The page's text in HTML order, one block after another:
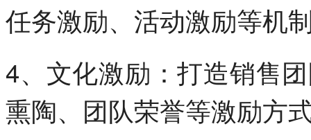
任务激励、活动激励等机
4、文化激励：打造销售
熏陶、团队荣誉等激励方